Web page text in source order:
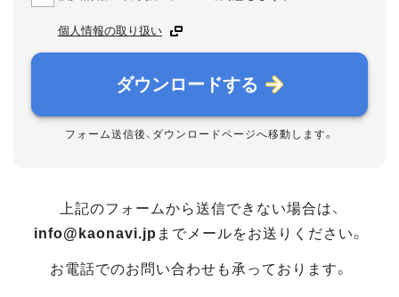
個人情報の取り扱い
ダウンロードする
フォーム送信後、ダウンロードページへ移動します。
上記のフォームから送信できない場合は、
info@kaonavi.jp までメールをお送りください。
お電話でのお問い合わせも承っております。